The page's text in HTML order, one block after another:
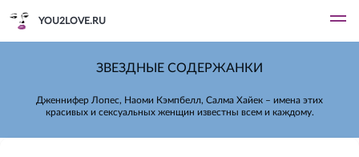
YOU2LOVE.RU
ЗВЕЗДНЫЕ СОДЕРЖАНКИ
Дженнифер Лопес, Наоми Кэмпбелл, Салма Хайек – имена этих
красивых и сексуальных женщин известны всем и каждому.